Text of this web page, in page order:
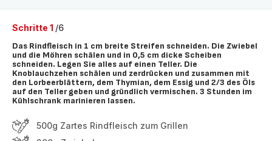
Schritte 1 /6
Das Rindfleisch in 1 cm breite Streifen schneiden. Die Zwiebel
und die Möhren schälen und in 0,5 cm dicke Scheiben
schneiden. Legen Sie alles auf einen Teller. Die
Knoblauchzehen schälen und zerdrücken und zusammen mit
den Lorbeerblättern, dem Thymian, dem Essig und 2/3 des Öls
auf den Teller geben und gründlich vermischen. 3 Stunden im
Kühlschrank marinieren lassen.
500g Zartes Rindfleisch zum Grillen